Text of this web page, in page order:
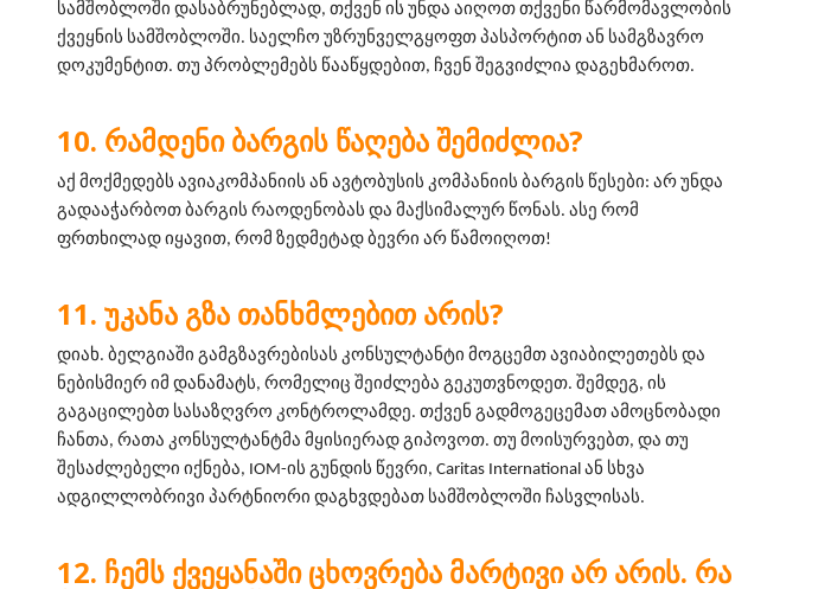
სამშობლოში დასაბრუნებლად, თქვენ ის უნდა აიღოთ თქვენი წარმომავლობის
ქვეყნის სამშობლოში. საელჩო უზრუნველგყოფთ პასპორტით ან სამგზავრო
დოკუმენტით. თუ პრობლემებს წააწყდებით, ჩვენ შეგვიძლია დაგეხმაროთ.
ᲠᲐᲛᲓᲔᲜᲘ ᲑᲐᲠᲒᲘᲡ ᲬᲐᲦᲔᲑᲐ ᲨᲔᲛᲘᲫᲚᲘᲐ?
აქ მოქმედებს ავიაკომპანიის ან ავტობუსის კომპანიის ბარგის წესები: არ უნდა
გადააჭარბოთ ბარგის რაოდენობას და მაქსიმალურ წონას. ასე რომ
ფრთხილად იყავით, რომ ზედმეტად ბევრი არ წამოიღოთ!
ᲣᲙᲐᲜᲐ ᲒᲖᲐ ᲗᲐᲜᲮᲛᲚᲔᲑᲘᲗ ᲐᲠᲘᲡ?
დიახ. ბელგიაში გამგზავრებისას კონსულტანტი მოგცემთ ავიაბილეთებს და
ნებისმიერ იმ დანამატს, რომელიც შეიძლება გეკუთვნოდეთ. შემდეგ, ის
გაგაცილებთ სასაზღვრო კონტროლამდე. თქვენ გადმოგეცემათ ამოცნობადი
ჩანთა, რათა კონსულტანტმა მყისიერად გიპოვოთ. თუ მოისურვებთ, და თუ
შესაძლებელი იქნება, IOM-ის გუნდის წევრი, Caritas International ან სხვა
ადგილლობრივი პარტნიორი დაგხვდებათ სამშობლოში ჩასვლისას.
ᲩᲔᲛᲡ ᲥᲕᲔᲧᲐᲜᲐᲨᲘ ᲪᲮᲝᲕᲠᲔᲑᲐ ᲛᲐᲠᲢᲘᲕᲘ ᲐᲠ ᲐᲠᲘᲡ. ᲠᲐ